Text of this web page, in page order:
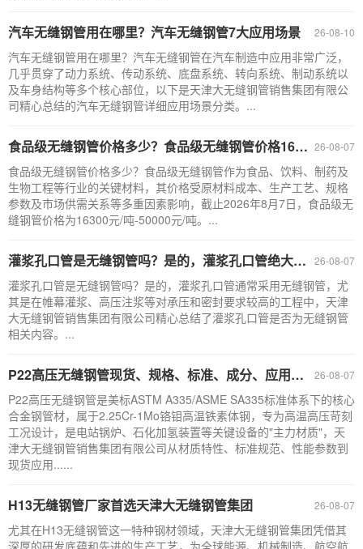
26-08-10
汽车无缝钢管用在哪里？汽车无缝钢管7大应用场景
汽车无缝钢管用在哪里？汽车无缝钢管在汽车制造中应用非常广泛，
几乎贯穿了动力系统、传动系统、底盘系统、转向系统、制动系统以
及车身结构等多个核心部位，以下是天津大无缝钢管销售集团有限公
司精心总结的汽车无缝钢管详细应用场景分类。...
26-08-07
食品级无缝钢管价格多少？食品级无缝钢管价格16300元/吨-50000元/吨
食品级无缝钢管价格多少？食品级无缝钢管作为食品、饮料、制药及
生物工程等行业的关键材料，其价格受原材料成本、生产工艺、规格
参数及市场供需关系等多重因素影响，截止2026年8月7日，食品级无
缝钢管价格为16300元/吨-50000元/吨。...
26-08-07
灌浆孔口管是无缝钢管吗？是的，灌浆孔口管绝大多数情况下是无缝钢管
灌浆孔口管是无缝钢管吗？是的，灌浆孔口管通常采用无缝钢管，尤
其是在帷幕灌浆、高压注浆等对承压和密封要求较高的工程中，天津
大无缝钢管销售集团有限公司精心总结了灌浆孔口管是否为无缝钢管
相关内容。...
26-08-07
P22高压无缝钢管现货、规格、标准、成分、应用（附：选材与采购要点）
P22高压无缝钢管是美标ASTM A335/ASME SA335标准体系下的核心
合金钢管材，属于2.25Cr-1Mo铬钼高温铁素体钢，专为高温高压苛刻
工况设计，是电站锅炉、石化加氢装置等关键设备的"主力材质"，天
津大无缝钢管销售集团有限公司从材质特性、标准规范、性能参数到
现货应用......
26-08-07
H13无缝钢管厂家首选天津大无缝钢管集团
尤其在H13无缝钢管这一特种钢材领域，天津大无缝钢管集团凭借其
深厚的研发底蕴和先进的生产工艺，为全球能源、机械制造、航空航